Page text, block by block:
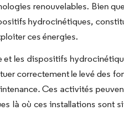
renouvelables. Bien
hydrocinétiques,
ces énergies.
et les dispositifs
correctement le levé des
Ces activités
là où ces installations sont